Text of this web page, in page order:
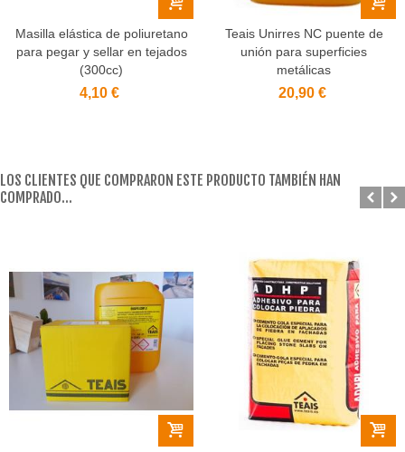
Masilla elástica de poliuretano
para pegar y sellar en tejados
(300cc)
4,10 €
Teais Unirres NC puente de
unión para superficies
metálicas
20,90 €
LOS CLIENTES QUE COMPRARON ESTE PRODUCTO TAMBIÉN HAN
COMPRADO...